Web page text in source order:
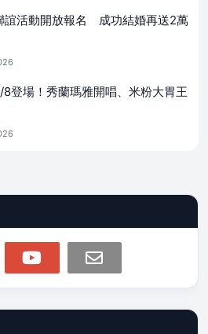
誼活動開放報名 成功結婚再送2萬
登場！秀蘭瑪雅開唱、米粉大胃王